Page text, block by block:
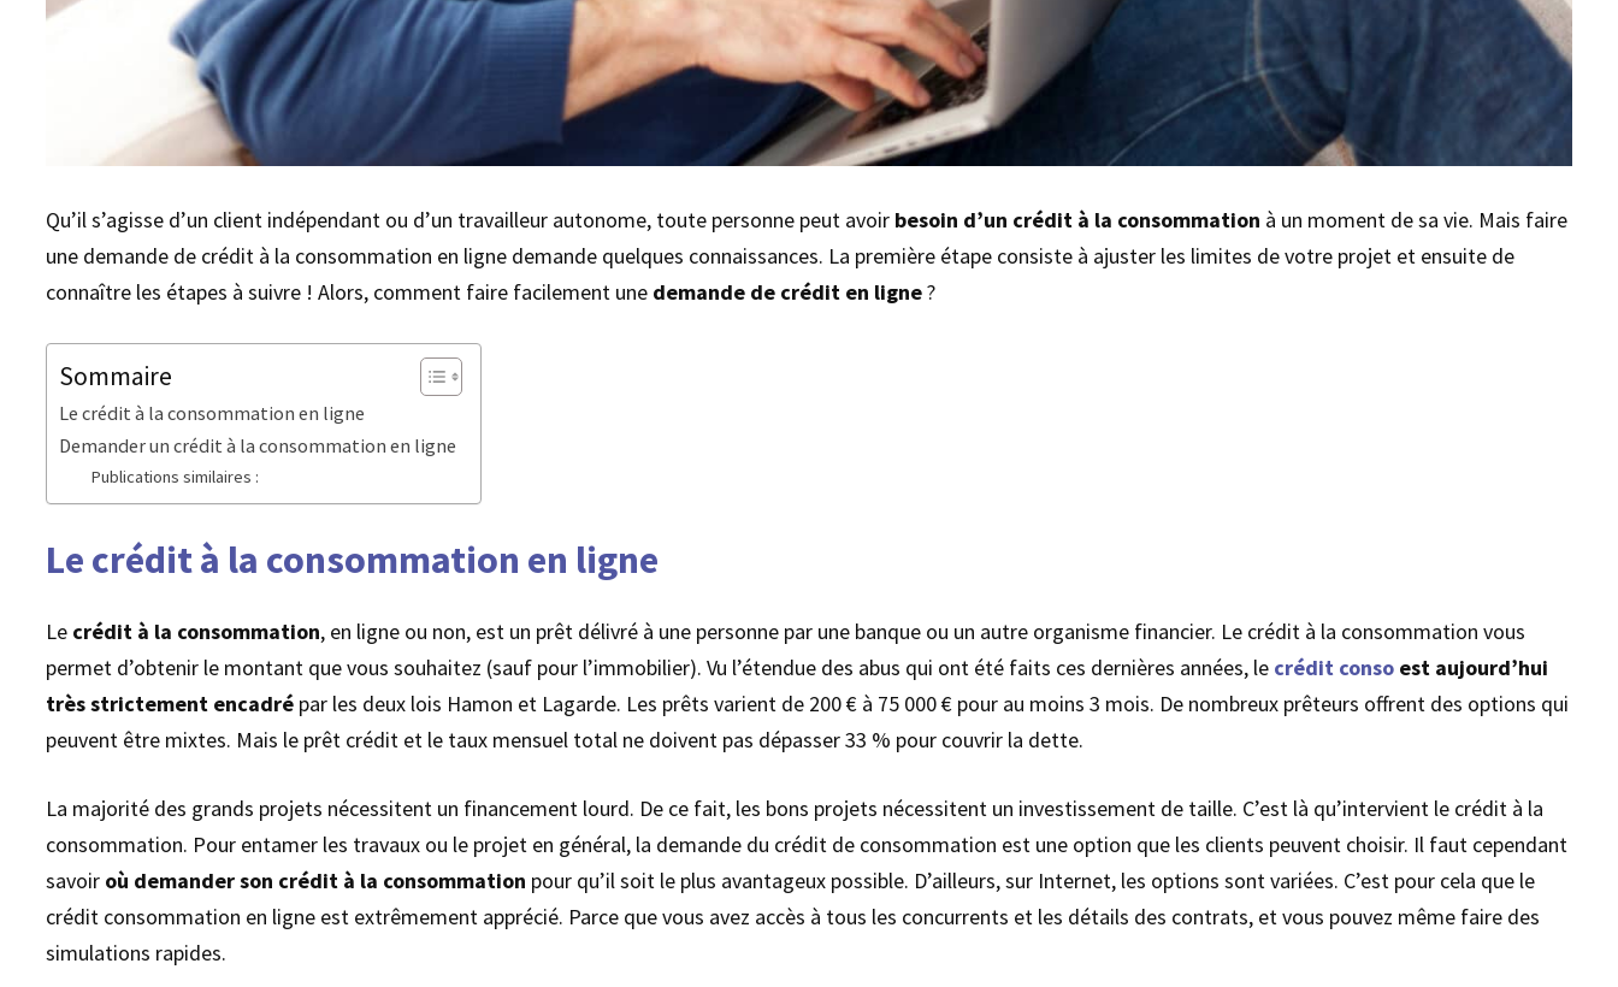
Qu’il s’agisse d’un client indépendant ou d’un travailleur autonome, toute personne peut avoir besoin d’un crédit à la consommation à un moment de sa vie. Mais faire
une demande de crédit à la consommation en ligne demande quelques connaissances. La première étape consiste à ajuster les limites de votre projet et ensuite de
connaître les étapes à suivre ! Alors, comment faire facilement une demande de crédit en ligne?
Sommaire
Le crédit à la consommation en ligne
Demander un crédit à la consommation en ligne
Publications similaires :
Le crédit à la consommation en ligne
Le crédit à la consommation, en ligne ou non, est un prêt délivré à une personne par une banque ou un autre organisme financier. Le crédit à la consommation vous
permet d’obtenir le montant que vous souhaitez (sauf pour l’immobilier). Vu l’étendue des abus qui ont été faits ces dernières années, le crédit conso est aujourd’hui
très strictement encadré par les deux lois Hamon et Lagarde. Les prêts varient de 200 € à 75 000 € pour au moins 3 mois. De nombreux prêteurs offrent des options qui
peuvent être mixtes. Mais le prêt crédit et le taux mensuel total ne doivent pas dépasser 33 % pour couvrir la dette.
La majorité des grands projets nécessitent un financement lourd. De ce fait, les bons projets nécessitent un investissement de taille. C’est là qu’intervient le crédit à la
consommation. Pour entamer les travaux ou le projet en général, la demande du crédit de consommation est une option que les clients peuvent choisir. Il faut cependant
savoir où demander son crédit à la consommation pour qu’il soit le plus avantageux possible. D’ailleurs, sur Internet, les options sont variées. C’est pour cela que le
crédit consommation en ligne est extrêmement apprécié. Parce que vous avez accès à tous les concurrents et les détails des contrats, et vous pouvez même faire des
simulations rapides.